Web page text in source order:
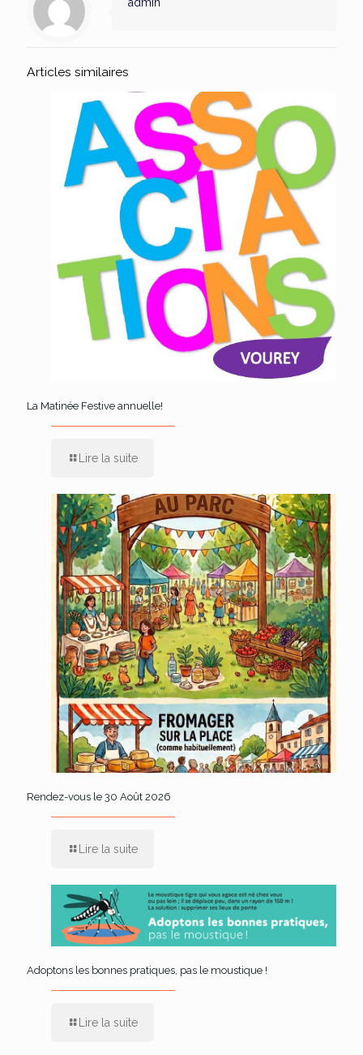
admin
Articles similaires
La Matinée Festive annuelle!
Lire la suite
Rendez-vous le 30 Août 2026
Lire la suite
Adoptons les bonnes pratiques, pas le moustique !
Lire la suite